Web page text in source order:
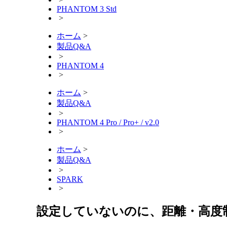
PHANTOM 3 Std
>
ホーム >
製品Q&A
>
PHANTOM 4
>
ホーム >
製品Q&A
>
PHANTOM 4 Pro / Pro+ / v2.0
>
ホーム >
製品Q&A
>
SPARK
>
設定していないのに、距離・高度